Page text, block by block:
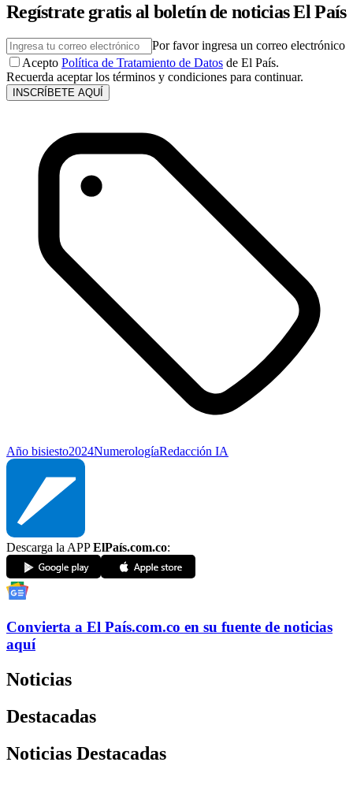
Regístrate gratis al boletín de noticias El País
Por favor ingresa un correo electrónico
Acepto Política de Tratamiento de Datos de El País.
Recuerda aceptar los términos y condiciones para continuar.
INSCRÍBETE AQUÍ
Año bisiesto2024NumerologíaRedacción IA
Descarga la APPElPaís.com.co:
Convierta a El País.com.co en su fuente de noticias
aquí
Noticias
Destacadas
Noticias Destacadas